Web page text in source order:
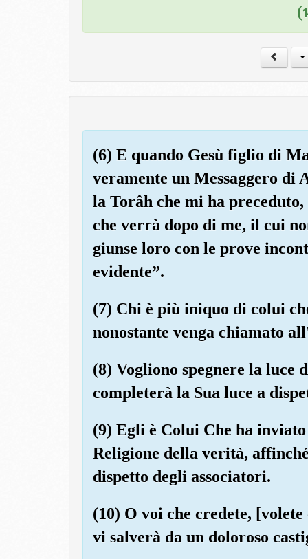
(6) E quando Gesù figlio di
veramente un Messaggero
la Torâh che mi ha
che verrà dopo di me, il cui
giunse loro con le prove
evidente”.
(7) Chi è più iniquo di colui
nonostante venga chiamato
(8) Vogliono spegnere la luce
completerà la Sua luce a
(9) Egli è Colui Che ha
Religione della verità,
dispetto degli associatori.
(10) O voi che credete,
vi salverà da un doloroso